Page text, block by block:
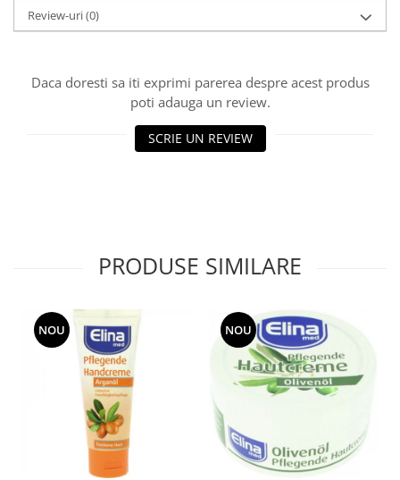
Review-uri(0)
Daca doresti sa iti exprimi parerea despre acest produs
poti adauga un review.
SCRIE UN REVIEW
PRODUSE SIMILARE
NOU NOU